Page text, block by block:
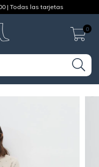
| Todas las tarjetas
0